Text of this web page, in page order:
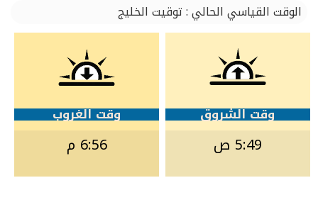
الوقت القياسي الحالي : توقيت الخليج
وقت الشروق
5:49 ص
وقت الغروب
6:56 م